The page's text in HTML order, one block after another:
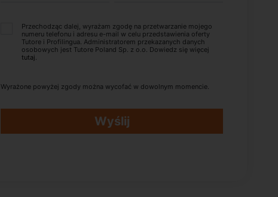
Przechodząc dalej, wyrażam zgodę na przetwarzanie mojego
numeru telefonu i adresu e-mail w celu przedstawienia oferty
Tutore i Profilingua. Administratorem przekazanych danych
osobowych jest Tutore Poland Sp. z o.o. Dowiedz się więcej
tutaj.
Wyrażone powyżej zgody można wycofać w dowolnym momencie.
Wyślij